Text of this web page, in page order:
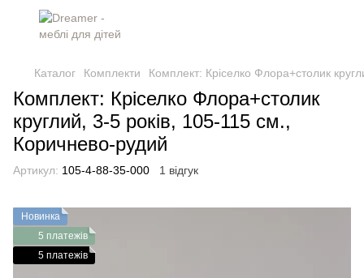
Каталог Комплекти Комплект: Кріселко Флора+столик
Комплект: Кріселко Флора+столик
круглий, 3-5 років, 105-115 см.,
Коричнево-рудий
Артикул: 105-4-88-35-000 1 відгук
Новинка
5 платежів
5 платежів